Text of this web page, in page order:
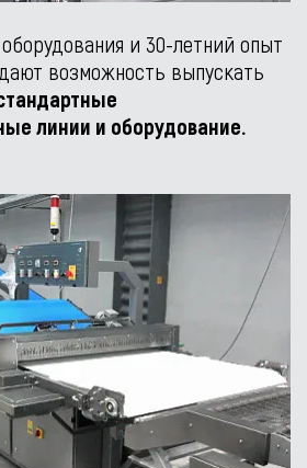
и 30-летний опыт
возможность выпускать
линии и оборудование.